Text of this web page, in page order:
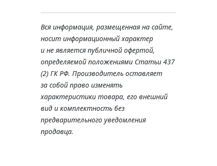
Вся информация, размещенная на сайте,
носит информационный характер
и не является публичной офертой,
определяемой положениями Статьи 437
(2) ГК РФ. Производитель оставляет
за собой право изменять
характеристики товара, его внешний
вид и комплектность без
предварительного уведомления
продавца.